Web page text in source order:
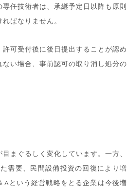
任技術者は、承継予定日以降も原則
ばなりません。
可受付後に後日提出することが認め
い場合、事前認可の取り消し処分の
まぐるしく変化しています。一方、
需要、民間設備投資の回復により増
という経営戦略をとる企業は今後増